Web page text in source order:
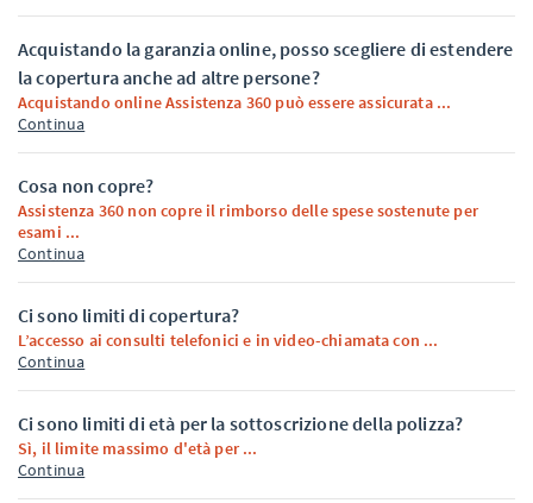
Acquistando la garanzia online, posso scegliere di estendere
la copertura anche ad altre persone?
Acquistando online Assistenza 360 può essere assicurata ...
Continua
Cosa non copre?
Assistenza 360 non copre il rimborso delle spese sostenute per
esami ...
Continua
Ci sono limiti di copertura?
L’accesso ai consulti telefonici e in video-chiamata con ...
Continua
Ci sono limiti di età per la sottoscrizione della polizza?
Sì, il limite massimo d'età per ...
Continua